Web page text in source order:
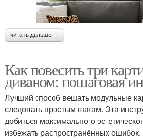
читать дальше →
Как повесить три
диваном: пошаговая
Лучший способ вешать модульные
следовать простым шагам. Эта
добиться максимального
избежать распространённых ошибок.